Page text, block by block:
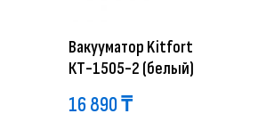
Вакууматор Kitfort
КТ-1505-2 (белый)
16 890₸